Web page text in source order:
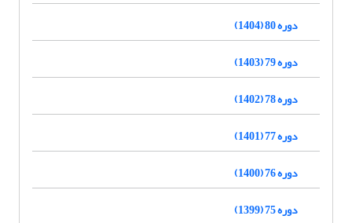
دوره 80 (1404)
دوره 79 (1403)
دوره 78 (1402)
دوره 77 (1401)
دوره 76 (1400)
دوره 75 (1399)